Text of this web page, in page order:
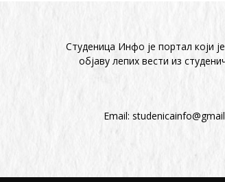
Студеница Инфо је портал који
објaву лепих вести из
Email: